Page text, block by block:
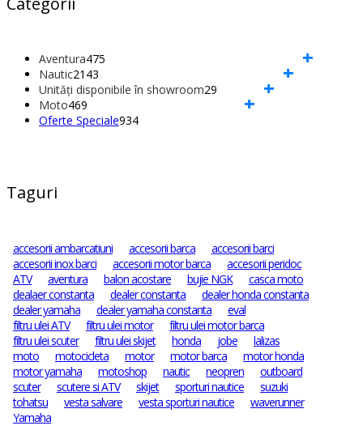
Aventura +
475
produse
Nautic +
2143
de
Unități disponibile în showroom +
29
Moto +
469
de
Oferte Speciale934934
Taguri
accesorii ambarcatiuni accesorii barca
accesorii barci
accesorii inox barci
accesorii motor barca
accesorii peridoc
ATV
aventura balon acostare bujie NGK
casca moto
dealaer constanta
dealer constanta
dealer honda constanta
dealer yamaha
dealer yamaha constanta
eval
filtru ulei ATV
filtru ulei motor
filtru ulei motor barca
filtru ulei scuter
filtru ulei skijet honda jobe
lalizas
moto
motocicleta motor motor barca
motor honda
motor yamaha
motoshop nautic neopren
outboard
scuter
scutere si ATV skijet sporturi nautice
suzuki
tohatsu
vesta salvare vesta sporturi nautice
waverunner
Yamaha